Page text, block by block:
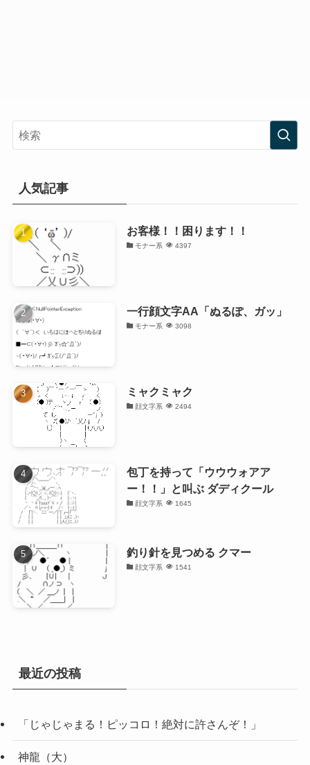
人気記事
お客様！！困ります！！
モナー系 4397
一行顔文字AA「ぬるぽ、ガッ」
モナー系 3098
ミャクミャク
顔文字系 2494
包丁を持って「ウウウォアア
ー！！」と叫ぶ ダディクール
顔文字系 1645
釣り針を見つめる クマー
顔文字系 1541
最近の投稿
「じゃじゃまる！ピッコロ！絶対に許さんぞ！」
神龍（大）